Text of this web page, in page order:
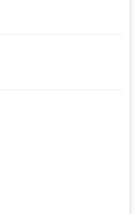
lượng giáo dục Trường
linh.
Việt